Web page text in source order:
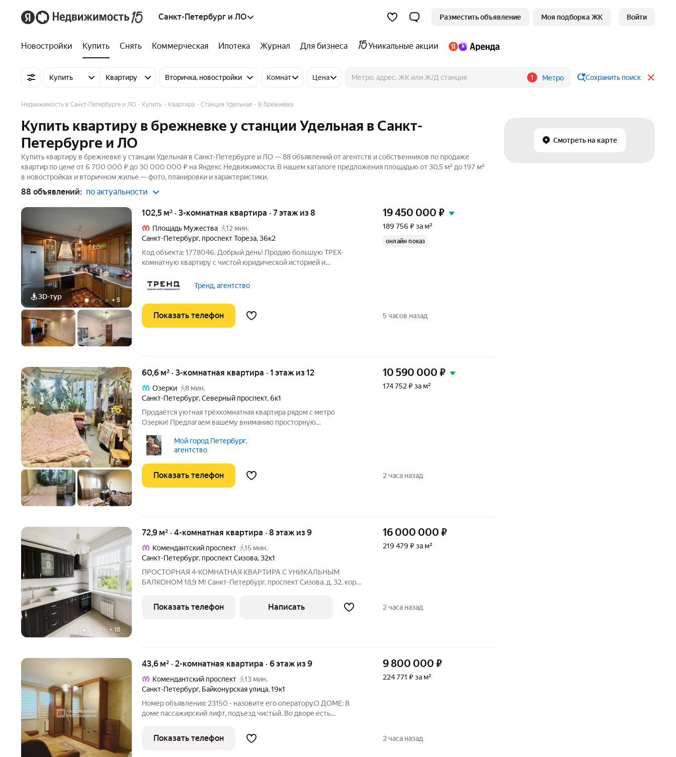
Санкт-Петербург и ЛО Разместить объявление Моя подборка ЖК Войти
Новостройки Купить Снять Коммерческая Ипотека Журнал Для бизнеса Уникальные акции
Купить Квартиру Вторичка, новостройки Комнат Цена 1 Метро Сохранить поиск
Смотреть на карте
Недвижимость в Санкт-Петербурге и ЛО Купить Квартира Станция Удельная В брежневке
Купить квартиру в брежневке у станции Удельная в Санкт-
Петербурге и ЛО
Купить квартиру в брежневке у станции Удельная в Санкт-Петербурге и ЛО — 88 объявлений от агентств и собственников по продаже
квартир по цене от 6 700 000 ₽ до 30 000 000 ₽ на Яндекс Недвижимости. В нашем каталоге предложения площадью от 30,5 м² до 197 м²
в новостройках и вторичном жилье — фото, планировки и характеристики.
88 объявлений: по актуальности
3D-тур + 5
102,5 м² · 3-комнатная квартира · 7 этаж из 8
Площадь Мужества
12 мин.
Санкт-Петербург, проспект Тореза,36к2
Код объекта: 1778046. Добрый день! Продаю большую ТРЕХ-
комнатную квартиру с чистой юридической историей и
соответствует действительности. ПРО ДОКУМЕНТЫ: ОДИН
собственник, приобрел квартиру по
Тренд, агентство
19 450 000 ₽
189 756 ₽ за м²
онлайн показ
Показать телефон 5 часов назад
+5
60,6 м² · 3-комнатная квартира · 1 этаж из 12
Озерки
8 мин.
Санкт-Петербург,Северный проспект,6к1
Продаётся уютная трёхкомнатная квартира рядом с метро
Озерки! Предлагаем вашему вниманию просторную
ходьбы от станции метро Озерки. Эта шикарная локация сочетает
в себе развитую
Мой город Петербург,
агентство
10 590 000 ₽
174 752 ₽ за м²
Показать телефон 2 часа назад
+18
72,9 м² · 4-комнатная квартира · 8 этаж из 9
Комендантский проспект
15 мин.
Санкт-Петербург, проспект Сизова,32к1
ПРОСТОРНАЯ 4-КОМНАТНАЯ КВАРТИРА С УНИКАЛЬНЫМ
БАЛКОНОМ 18,9 М! Санкт-Петербург, проспект Сизова, д. 32, корп.
которая ищет просторную квартиру в обжитом районе Санкт-
Петербурга! Главная
16 000 000 ₽
219 479 ₽ за м²
Показать телефон Написать 2 часа назад
43,6 м² · 2-комнатная квартира · 6 этаж из 9
Комендантский проспект
13 мин.
Санкт-Петербург, Байконурская улица,19к1
Номер объявления: 23150 - назовите его оператору.О ДОМЕ: В
доме пассажирский лифт, подъезд чистый. Во дворе есть
от подъезда. Зеленый благоустроенный район, производится
ремонт
9 800 000 ₽
224 771 ₽ за м²
Показать телефон 2 часа назад